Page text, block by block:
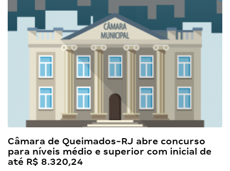
Câmara de Queimados-RJ abre concurso
para níveis médio e superior com inicial de
até R$ 8.320,24